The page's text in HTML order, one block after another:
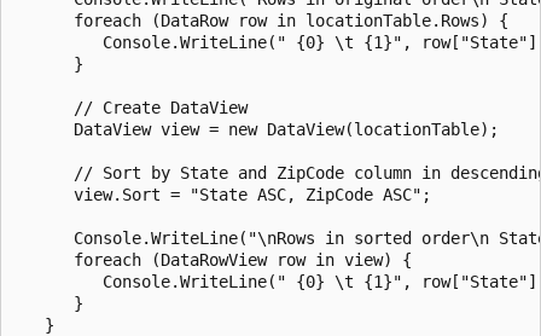
      foreach (DataRow row in locationTable.Rows) {
Console.WriteLine(" {0} \t {1}",
      }
      // Create DataView
      DataView view = new DataView(locationTable);
// Sort by State and ZipCode column in
      view.Sort = "State ASC, ZipCode ASC";
Console.WriteLine("\nRows in sorted order\n
      foreach (DataRowView row in view) {
Console.WriteLine(" {0} \t {1}",
      }
   }